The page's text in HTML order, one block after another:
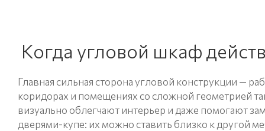
Когда угловой шкаф
Главная сильная сторона угловой конструкции —
коридорах и помещениях со сложной геометрией
визуально облегчают интерьер и даже помогают
дверями-купе: их можно ставить близко к другой